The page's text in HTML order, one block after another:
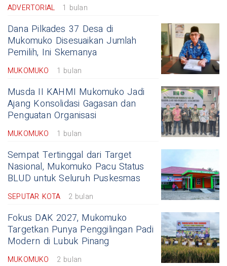
ADVERTORIAL 1 bulan
Dana Pilkades 37 Desa di
Mukomuko Disesuaikan Jumlah
Pemilih, Ini Skemanya
MUKOMUKO 1 bulan
Musda II KAHMI Mukomuko Jadi
Ajang Konsolidasi Gagasan dan
Penguatan Organisasi
MUKOMUKO 1 bulan
Sempat Tertinggal dari Target
Nasional, Mukomuko Pacu Status
BLUD untuk Seluruh Puskesmas
SEPUTAR KOTA 2 bulan
Fokus DAK 2027, Mukomuko
Targetkan Punya Penggilingan Padi
Modern di Lubuk Pinang
MUKOMUKO 2 bulan